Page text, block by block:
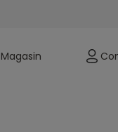
Magasin